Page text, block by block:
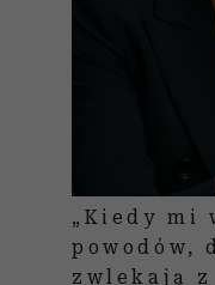
„Kiedy mi
powodów,
zwlekają